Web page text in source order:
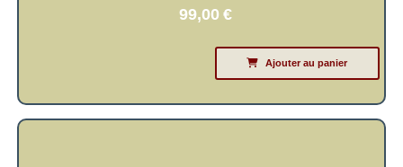
99,00 €
Ajouter au panier